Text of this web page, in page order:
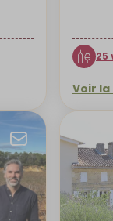
25
Voir
Envoyer